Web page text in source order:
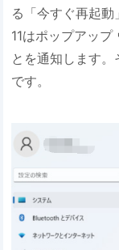
る「今すぐ再起
11はポップアッ
とを通知します
です。